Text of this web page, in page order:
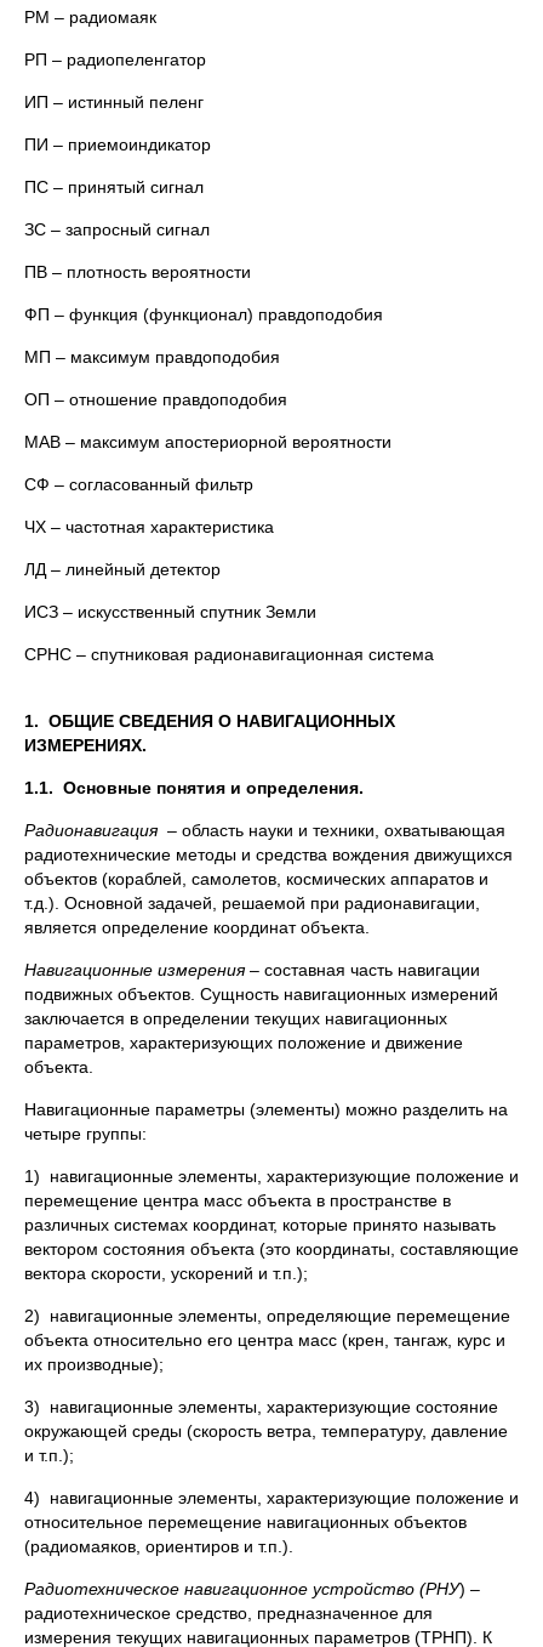
РМ – радиомаяк
РП – радиопеленгатор
ИП – истинный пеленг
ПИ – приемоиндикатор
ПС – принятый сигнал
ЗС – запросный сигнал
ПВ – плотность вероятности
ФП – функция (функционал) правдоподобия
МП – максимум правдоподобия
ОП – отношение правдоподобия
МАВ – максимум апостериорной вероятности
СФ – согласованный фильтр
ЧХ – частотная характеристика
ЛД – линейный детектор
ИСЗ – искусственный спутник Земли
СРНС – спутниковая радионавигационная система
1. ОБЩИЕ СВЕДЕНИЯ О НАВИГАЦИОННЫХ
ИЗМЕРЕНИЯХ.
1.1. Основные понятия и определения.
Радионавигация – область науки и техники, охватывающая
радиотехнические методы и средства вождения движущихся
объектов (кораблей, самолетов, космических аппаратов и
т.д.). Основной задачей, решаемой при радионавигации,
является определение координат объекта.
Навигационные измерения– составная часть навигации
подвижных объектов. Сущность навигационных измерений
заключается в определении текущих навигационных
параметров, характеризующих положение и движение
объекта.
Навигационные параметры (элементы) можно разделить на
четыре группы:
1) навигационные элементы, характеризующие положение и
перемещение центра масс объекта в пространстве в
различных системах координат, которые принято называть
вектором состояния объекта (это координаты, составляющие
вектора скорости, ускорений и т.п.);
2) навигационные элементы, определяющие перемещение
объекта относительно его центра масс (крен, тангаж, курс и
их производные);
3) навигационные элементы, характеризующие состояние
окружающей среды (скорость ветра, температуру, давление
и т.п.);
4) навигационные элементы, характеризующие положение и
относительное перемещение навигационных объектов
(радиомаяков, ориентиров и т.п.).
Радиотехническое навигационное устройство (РНУ) –
радиотехническое средство, предназначенное для
измерения текущих навигационных параметров (ТРНП). К